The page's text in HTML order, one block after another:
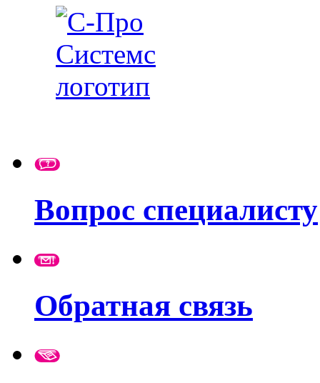
Вопрос специалисту
Обратная связь